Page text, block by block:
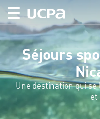
Séjours
Une destination qui
et